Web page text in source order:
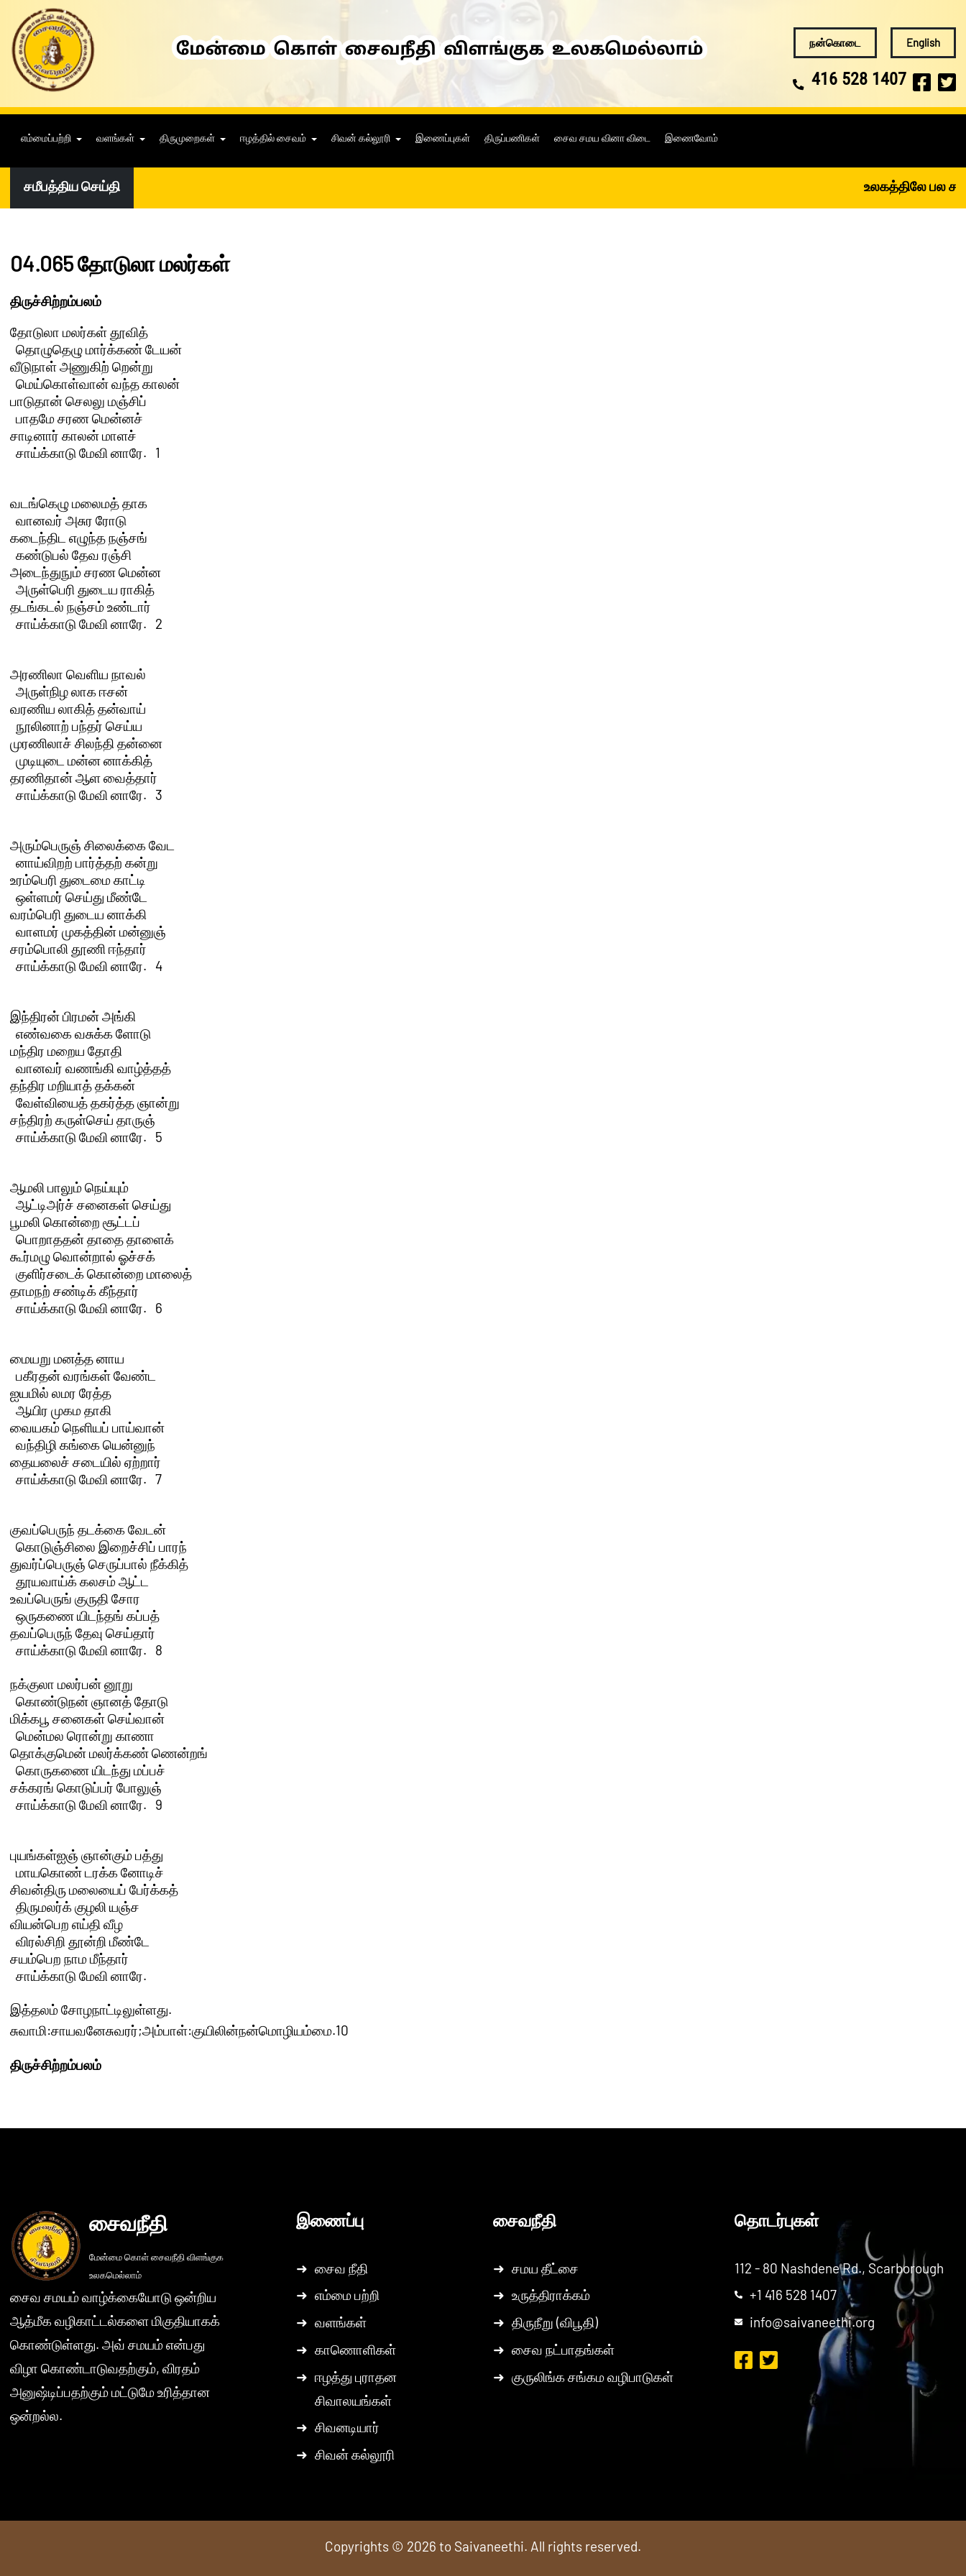
நன்கொடை English
416 528 1407
எம்மைப்பற்றி வளங்கள் திருமுறைகள் ஈழத்தில் சைவம் சிவன் கல்லூரி இணைப்புகள் திருப்பணிகள் சைவ சமய வினா விடை இணைவோம்
சமீபத்திய செய்தி உலகத்திலே பல
04.065 தோடுலா மலர்கள்
திருச்சிற்றம்பலம்
தோடுலா மலர்கள் தூவித்
  தொழுதெழு மார்க்கண் டேயன்
வீடுநாள் அணுகிற் றென்று
  மெய்கொள்வான் வந்த காலன்
பாடுதான் செலலு மஞ்சிப்
  பாதமே சரண மென்னச்
சாடினார் காலன் மாளச்
  சாய்க்காடு மேவி னாரே.   1
வடங்கெழு மலைமத் தாக
  வானவர் அசுர ரோடு
கடைந்திட எழுந்த நஞ்சங்
  கண்டுபல் தேவ ரஞ்சி
அடைந்துநும் சரண மென்ன
  அருள்பெரி துடைய ராகித்
தடங்கடல் நஞ்சம் உண்டார்
  சாய்க்காடு மேவி னாரே.   2
அரணிலா வெளிய நாவல்
  அருள்நிழ லாக ஈசன்
வரணிய லாகித் தன்வாய்
  நூலினாற் பந்தர் செய்ய
முரணிலாச் சிலந்தி தன்னை
  முடியுடை மன்ன னாக்கித்
தரணிதான் ஆள வைத்தார்
  சாய்க்காடு மேவி னாரே.   3
அரும்பெருஞ் சிலைக்கை வேட
  னாய்விறற் பார்த்தற் கன்று
உரம்பெரி துடைமை காட்டி
  ஒள்ளமர் செய்து மீண்டே
வரம்பெரி துடைய னாக்கி
  வாளமர் முகத்தின் மன்னுஞ்
சரம்பொலி தூணி ஈந்தார்
  சாய்க்காடு மேவி னாரே.   4
இந்திரன் பிரமன் அங்கி
  எண்வகை வசுக்க ளோடு
மந்திர மறைய தோதி
  வானவர் வணங்கி வாழ்த்தத்
தந்திர மறியாத் தக்கன்
  வேள்வியைத் தகர்த்த ஞான்று
சந்திரற் கருள்செய் தாருஞ்
  சாய்க்காடு மேவி னாரே.   5
ஆமலி பாலும் நெய்யும்
  ஆட்டிஅர்ச் சனைகள் செய்து
பூமலி கொன்றை சூட்டப்
  பொறாததன் தாதை தாளைக்
கூர்மழு வொன்றால் ஓச்சக்
  குளிர்சடைக் கொன்றை மாலைத்
தாமநற் சண்டிக் கீந்தார்
  சாய்க்காடு மேவி னாரே.   6
மையறு மனத்த னாய
  பகீரதன் வரங்கள் வேண்ட
ஐயமில் லமர ரேத்த
  ஆயிர முகம தாகி
வையகம் நெளியப் பாய்வான்
  வந்திழி கங்கை யென்னுந்
தையலைச் சடையில் ஏற்றார்
  சாய்க்காடு மேவி னாரே.   7
குவப்பெருந் தடக்கை வேடன்
  கொடுஞ்சிலை இறைச்சிப் பாரந்
துவர்ப்பெருஞ் செருப்பால் நீக்கித்
  தூயவாய்க் கலசம் ஆட்ட
உவப்பெருங் குருதி சோர
  ஒருகணை யிடந்தங் கப்பத்
தவப்பெருந் தேவு செய்தார்
  சாய்க்காடு மேவி னாரே.   8
நக்குலா மலர்பன் னூறு
  கொண்டுநன் ஞானத் தோடு
மிக்கபூ சனைகள் செய்வான்
  மென்மல ரொன்று காணா
தொக்குமென் மலர்க்கண் ணென்றங்
  கொருகணை யிடந்து மப்பச்
சக்கரங் கொடுப்பர் போலுஞ்
  சாய்க்காடு மேவி னாரே.   9
புயங்கள்ஐஞ் ஞான்கும் பத்து
  மாயகொண் டரக்க னோடிச்
சிவன்திரு மலையைப் பேர்க்கத்
  திருமலர்க் குழலி யஞ்ச
வியன்பெற எய்தி வீழ
  விரல்சிறி தூன்றி மீண்டே
சயம்பெற நாம மீந்தார்
  சாய்க்காடு மேவி னாரே.
இத்தலம் சோழநாட்டிலுள்ளது.
சுவாமி:சாயவனேசுவரர்;அம்பாள்:குயிலின்நன்மொழியம்மை.10
திருச்சிற்றம்பலம்
சைவநீதி
மேன்மை கொள் சைவநீதி விளங்குக
உலகமெல்லாம்
சைவ சமயம் வாழ்க்கையோடு ஒன்றிய
ஆத்மீக வழிகாட்டல்களை மிகுதியாகக்
கொண்டுள்ளது. அவ் சமயம் என்பது
விழா கொண்டாடுவதற்கும், விரதம்
அனுஷ்டிப்பதற்கும் மட்டுமே உரித்தான
ஒன்றல்ல.
இணைப்பு
➜ சைவ நீதி
➜ எம்மை பற்றி
➜ வளங்கள்
➜ காணொளிகள்
➜ ஈழத்து புராதன
சிவாலயங்கள்
➜ சிவனடியார்
➜ சிவன் கல்லூரி
சைவநீதி
➜ சமய தீட்சை
➜ உருத்திராக்கம்
➜ திருநீறு (விபூதி)
➜ சைவ நட்பாதங்கள்
➜ குருலிங்க சங்கம வழிபாடுகள்
தொடர்புகள்
112 - 80 Nashdene Rd., Scarborough
+1 416 528 1407
info@saivaneethi.org
Copyrights © 2026 to Saivaneethi. All rights reserved.